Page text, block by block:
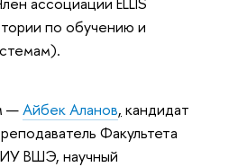
по обучению и
—Айбек Аланов, кандидат
Факультета
ВШЭ, научный